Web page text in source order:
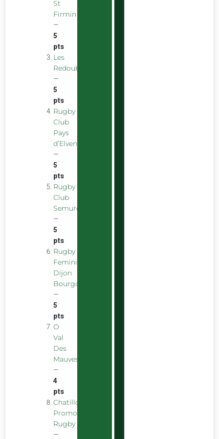
St
Firmin
—
5
pts
Les
Redoubstables
—
5
pts
Rugby
Club
Pays
d’Elven
—
5
pts
Rugby
Club
Semurois
—
5
pts
Rugby
Feminin
Dijon
Bourgogne
—
5
pts
O
Val
Des
Mauves
—
4
pts
Chatillon
Promotion
Rugby
—